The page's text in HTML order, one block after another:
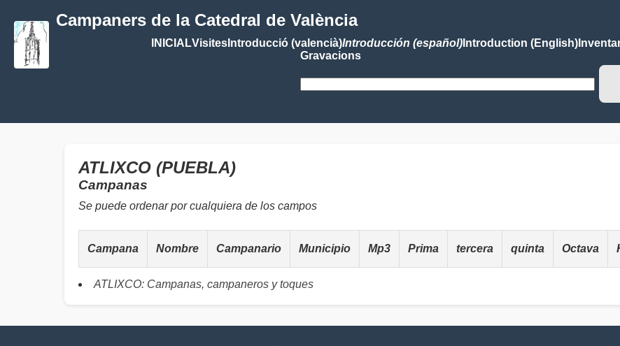
Campaners de la Catedral de València
INICIALVisitesIntroducció (valencià)Introducción (español)Introduction (English)
Gravacions
ATLIXCO (PUEBLA)
Campanas
Se puede ordenar por cualquiera de los campos
Campana Nombre Campanario Municipio Mp3 Prima tercera quinta Octava
ATLIXCO: Campanas, campaneros y toques